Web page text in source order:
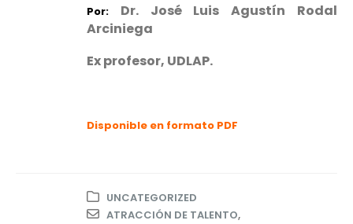
Por: Dr. José Luis Agustín Rodal
Arciniega
Ex profesor, UDLAP.
Disponible en formato PDF
UNCATEGORIZED
ATRACCIÓN DE TALENTO,